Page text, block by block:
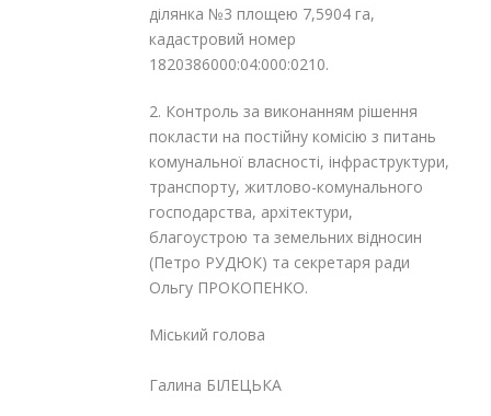
ділянка №3 площею 7,5904 га,
кадастровий номер
1820386000:04:000:0210.
2. Контроль за виконанням рішення
покласти на постійну комісію з питань
комунальної власності, інфраструктури,
транспорту, житлово-комунального
господарства, архітектури,
благоустрою та земельних відносин
(Петро РУДЮК) та секретаря ради
Ольгу ПРОКОПЕНКО.
Міський голова
Галина БІЛЕЦЬКА